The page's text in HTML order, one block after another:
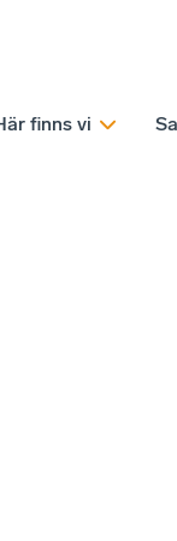
finns vi